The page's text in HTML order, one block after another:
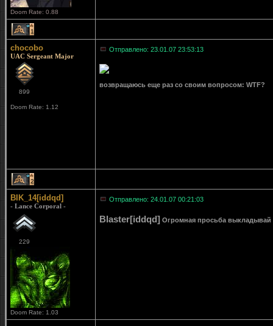
Doom Rate: 0.88
1
chocobo
UAC Sergeant Major
899
Doom Rate: 1.12
Отправлено: 23.01.07 23:53:13
возвращаюсь еще раз со своим вопросом: WTF?
2
BIK_14[iddqd]
- Lance Corporal -
229
Doom Rate: 1.03
Отправлено: 24.01.07 00:21:03
Blaster[iddqd] Огромная просьба выкладывай